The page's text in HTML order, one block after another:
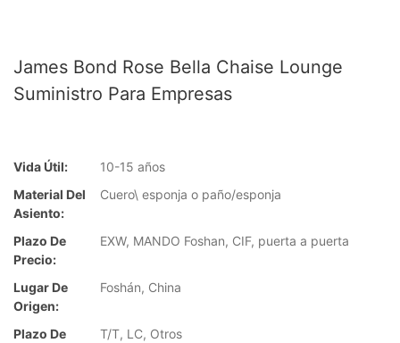
James Bond Rose Bella Chaise Lounge
Suministro Para Empresas
Vida Útil:
10-15 años
Material Del
Asiento:
Cuero\ esponja o paño/esponja
Plazo De
Precio:
EXW, MANDO Foshan, CIF, puerta a puerta
Lugar De
Origen:
Foshán, China
Plazo De
T/T, LC, Otros